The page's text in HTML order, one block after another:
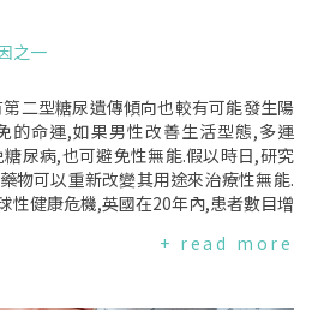
於服用史達汀的人來說,控制血糖及
必要策略.至於史達汀增加糖尿病風險
糖尿病列為服用史達汀類藥物常見的副
據不足以證明這是史達汀造成的結果.
致糖尿病提供了進一步的證據.科學家
們,包括英國國家健康與照顧卓越研究
早死亡,史達汀類藥物應被更廣泛地服
應該服用史達汀,這相當於年齡在30-8
之一
二型糖尿遺傳傾向也較有可能發生陽
的命運,如果男性改善生活型態,多運
尿病,也可避免性無能.假以時日,研究
物可以重新改變其用途來治療性無能.
性健康危機,英國在20年內,患者數目增
及飲食相關.糖尿病本身是一個很大的健
+ read more